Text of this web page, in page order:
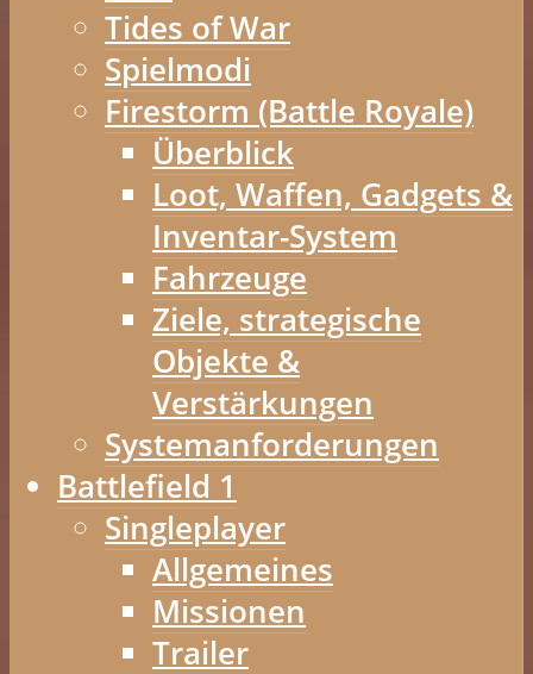
Tides of War
Spielmodi
Firestorm (Battle Royale)
Überblick
Loot, Waffen, Gadgets &
Inventar-System
Fahrzeuge
Ziele, strategische
Objekte &
Verstärkungen
Systemanforderungen
Battlefield 1
Singleplayer
Allgemeines
Missionen
Trailer